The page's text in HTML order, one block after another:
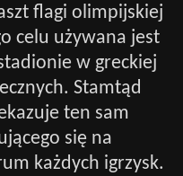
flagi olimpijskiej
celu używana jest
w greckiej
Stamtąd
ten sam
się na
każdych igrzysk.